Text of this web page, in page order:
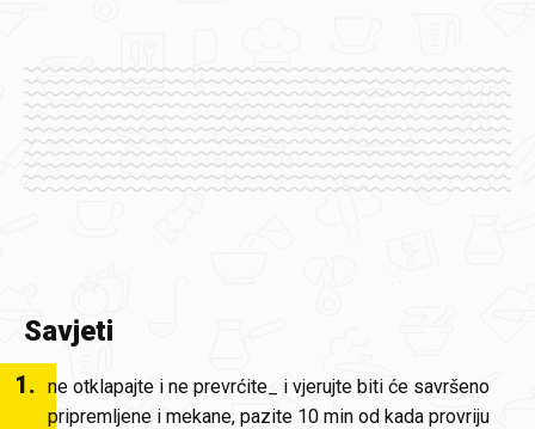
Savjeti
1. ne otklapajte i ne prevrćite_ i vjerujte biti će savršeno
pripremljene i mekane, pazite 10 min od kada provriju